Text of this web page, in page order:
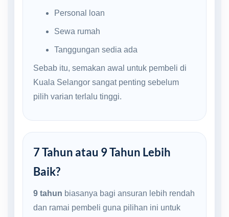
Personal loan
Sewa rumah
Tanggungan sedia ada
Sebab itu, semakan awal untuk pembeli di
Kuala Selangor sangat penting sebelum
pilih varian terlalu tinggi.
7 Tahun atau 9 Tahun Lebih
Baik?
9 tahun biasanya bagi ansuran lebih rendah
dan ramai pembeli guna pilihan ini untuk